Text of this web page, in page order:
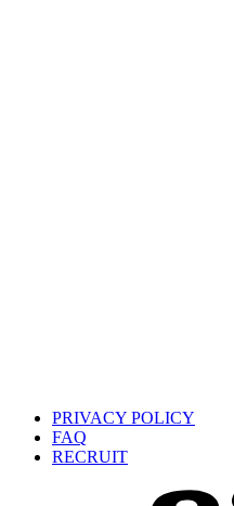
PRIVACY POLICY
FAQ
RECRUIT